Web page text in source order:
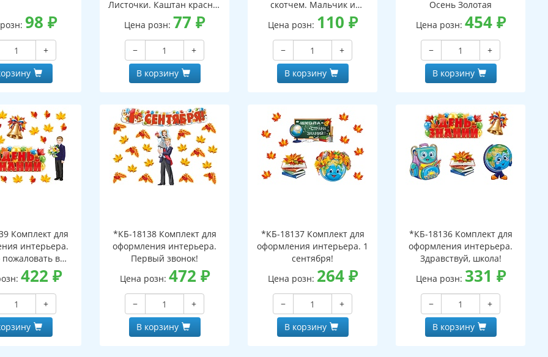
98₽
+
Листочки. Каштан красно-
оранжевый (10 шт. в
наборе, двухсторонний,
ВД-лак)
Цена розн: 77₽
−
+
В корзину
скотчем. Мальчик и
девочка с Российским
флагом (2 плаката А4)
Цена розн: 110 ₽
−
+
В корзину
Осень Золотая
Цена розн: 454₽
−
+
В корзину
Комплект для
интерьера.
в
страну!
422 ₽
+
*КБ-18138 Комплект для
оформления интерьера.
Первый звонок!
Цена розн: 472 ₽
−
+
В корзину
*КБ-18137 Комплект для
оформления интерьера. 1
сентября!
Цена розн: 264₽
−
+
В корзину
*КБ-18136 Комплект для
оформления интерьера.
Здравствуй, школа!
Цена розн: 331 ₽
−
+
В корзину